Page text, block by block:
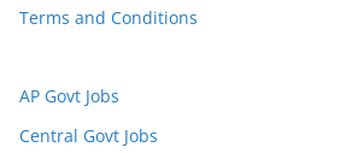
Terms and Conditions
AP Govt Jobs
Central Govt Jobs